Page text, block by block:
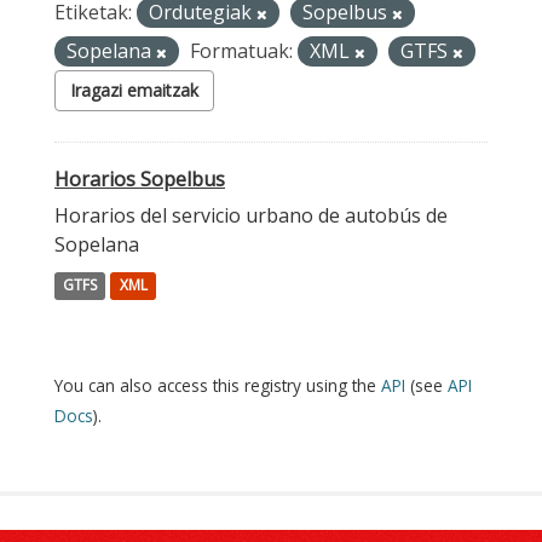
Etiketak: Ordutegiak
Sopelbus
Sopelana
Formatuak: XML GTFS
Iragazi emaitzak
Horarios Sopelbus
Horarios del servicio urbano de autobús de
Sopelana
GTFS XML
You can also access this registry using the API (see API
Docs).